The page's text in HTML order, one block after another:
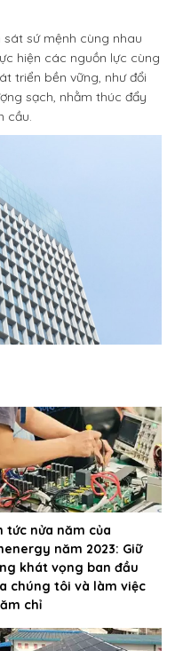
sát sứ mệnh cùng nhau
hiện các nguồn lực cùng
triển bền vững, như đổi
sạch, nhằm thúc đẩy
cầu.
tức nửa năm của
năm 2023: Giữ
khát vọng ban đầu
chúng tôi và làm việc
chỉ